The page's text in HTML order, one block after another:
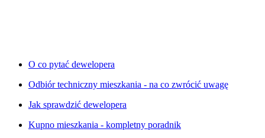
O co pytać dewelopera
Odbiór techniczny mieszkania - na co zwrócić uwagę
Jak sprawdzić dewelopera
Kupno mieszkania - kompletny poradnik